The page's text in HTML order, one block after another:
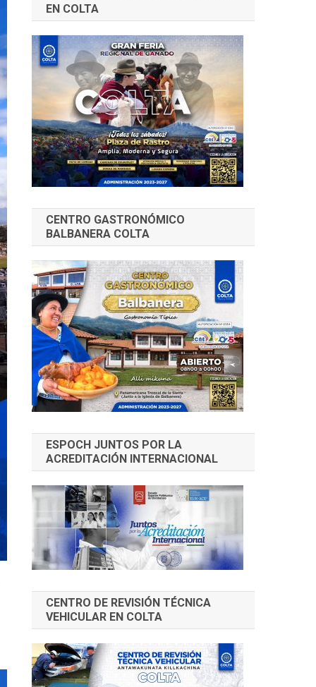
EN COLTA
CENTRO GASTRONÓMICO
BALBANERA COLTA
ESPOCH JUNTOS POR LA
ACREDITACIÓN INTERNACIONAL
CENTRO DE REVISIÓN TÉCNICA
VEHICULAR EN COLTA